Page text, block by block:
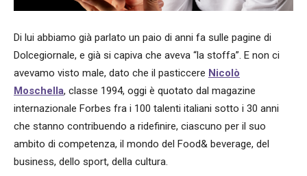
Di lui abbiamo già parlato un paio di anni fa sulle pagine di
Dolcegiornale, e già si capiva che aveva “la stoffa”. E non ci
avevamo visto male, dato che il pasticcere Nicolò
Moschella, classe 1994, oggi è quotato dal magazine
internazionale Forbes fra i 100 talenti italiani sotto i 30 anni
che stanno contribuendo a ridefinire, ciascuno per il suo
ambito di competenza, il mondo del Food& beverage, del
business, dello sport, della cultura.